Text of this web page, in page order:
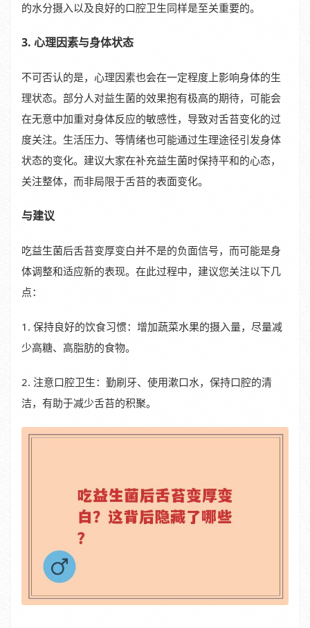
的水分摄入以及良好的口腔卫生同样是至关重要的。
3. 心理因素与身体状态
不可否认的是，心理因素也会在一定程度上影响身体的生
理状态。部分人对益生菌的效果抱有极高的期待，可能会
在无意中加重对身体反应的敏感性，导致对舌苔变化的过
度关注。生活压力、等情绪也可能通过生理途径引发身体
状态的变化。建议大家在补充益生菌时保持平和的心态，
关注整体，而非局限于舌苔的表面变化。
与建议
吃益生菌后舌苔变厚变白并不是的负面信号，而可能是身
体调整和适应新的表现。在此过程中，建议您关注以下几
点：
1. 保持良好的饮食习惯：增加蔬菜水果的摄入量，尽量减
少高糖、高脂肪的食物。
2. 注意口腔卫生：勤刷牙、使用漱口水，保持口腔的清
洁，有助于减少舌苔的积聚。